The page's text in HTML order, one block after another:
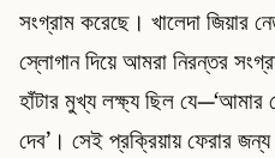
সংগ্রাম করেছে। খালেদা জিয়ার
স্লোগান দিয়ে আমরা নিরন্তর
হাঁটার মুখ্য লক্ষ্য ছিল
দেব’। সেই প্রক্রিয়ায় ফেরার জন্য